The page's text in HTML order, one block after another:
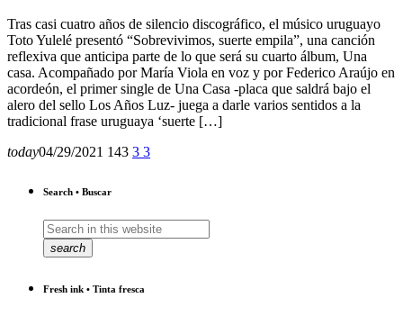
Tras casi cuatro años de silencio discográfico, el músico uruguayo
Toto Yulelé presentó “Sobrevivimos, suerte empila”, una canción
reflexiva que anticipa parte de lo que será su cuarto álbum, Una
casa. Acompañado por María Viola en voz y por Federico Araújo en
acordeón, el primer single de Una Casa -placa que saldrá bajo el
alero del sello Los Años Luz- juega a darle varios sentidos a la
tradicional frase uruguaya ‘suerte […]
today04/29/2021 143 3 3
Search • Buscar
search
Fresh ink • Tinta fresca